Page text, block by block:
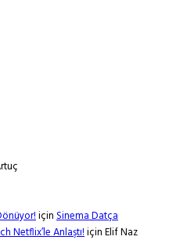
içinSinema Datça
Netflix’le Anlaştı!içinElif Naz